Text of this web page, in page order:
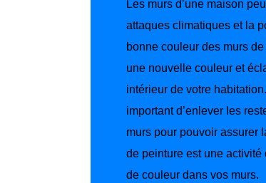
Les murs d’une maison
attaques climatiques et la
bonne couleur des murs
une nouvelle couleur et
intérieur de votre
important d’enlever les
murs pour pouvoir assurer
de peinture est une
de couleur dans vos murs.